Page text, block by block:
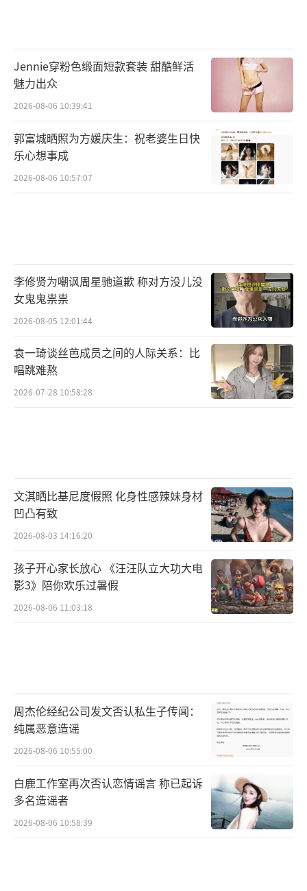
Jennie穿粉色缎面短款套装 甜酷鲜活
魅力出众
2026-08-06 10:39:41
郭富城晒照为方媛庆生：祝老婆生日快
乐心想事成
2026-08-06 10:57:07
李修贤为嘲讽周星驰道歉 称对方没儿没
女鬼鬼祟祟
2026-08-05 12:01:44
袁一琦谈丝芭成员之间的人际关系：比
唱跳难熬
2026-07-28 10:58:28
文淇晒比基尼度假照 化身性感辣妹身材
凹凸有致
2026-08-03 14:16:20
孩子开心家长放心 《汪汪队立大功大电
影3》陪你欢乐过暑假
2026-08-06 11:03:18
周杰伦经纪公司发文否认私生子传闻：
纯属恶意造谣
2026-08-06 10:55:00
白鹿工作室再次否认恋情谣言 称已起诉
多名造谣者
2026-08-06 10:58:39